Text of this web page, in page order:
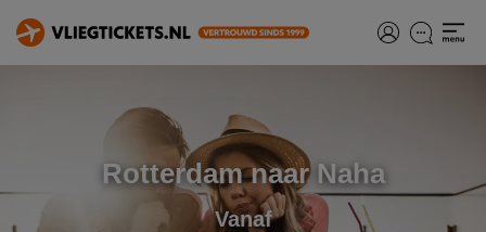
Rotterdam naar Naha
Vanaf